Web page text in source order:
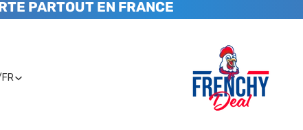
PARTOUT EN FRANCE
FR